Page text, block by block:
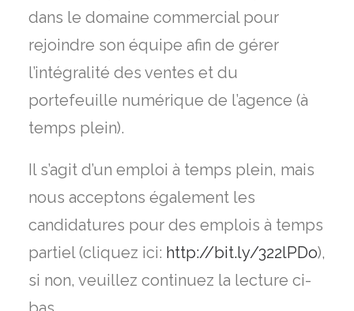
dans le domaine commercial pour
rejoindre son équipe afin de gérer
l’intégralité des ventes et du
portefeuille numérique de l’agence (à
temps plein).
Il s’agit d’un emploi à temps plein, mais
nous acceptons également les
candidatures pour des emplois à temps
partiel (cliquez ici: http://bit.ly/322lPDo),
si non, veuillez continuez la lecture ci-